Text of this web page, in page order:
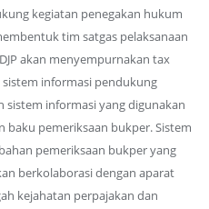
kegiatan penegakan hukum
tim satgas pelaksanaan
akan menyempurnakan tax
sistem informasi pendukung
sistem informasi yang digunakan
pemeriksaan bukper. Sistem
pemeriksaan bukper yang
berkolaborasi dengan aparat
kejahatan perpajakan dan